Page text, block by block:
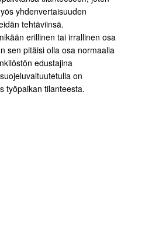
yhdenvertaisuuden
tehtäviinsä.
erillinen tai irrallinen osa
sen pitäisi olla osa normaalia
edustajina
on
työpaikan tilanteesta.